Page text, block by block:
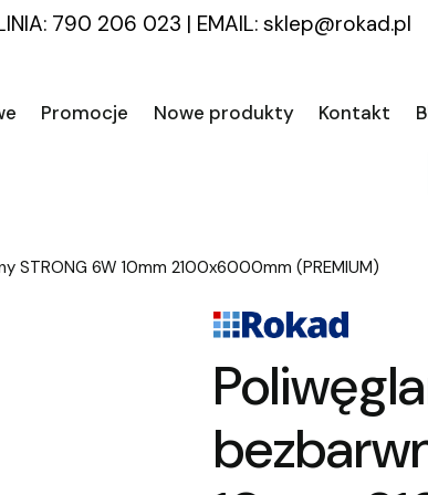
790 206 023 | EMAIL: sklep@rokad.pl
Promocje Nowe produkty Kontakt
STRONG 6W 10mm 2100x6000mm (PREMIUM)